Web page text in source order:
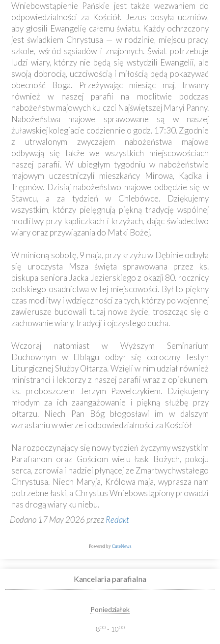
Wniebowstąpienie Pańskie jest także wezwaniem do
odpowiedzialności za Kościół. Jezus posyła uczniów,
aby głosili Ewangelię całemu światu. Każdy ochrzczony
jest świadkiem Chrystusa — w rodzinie, miejscu pracy,
szkole, wśród sąsiadów i znajomych. Świat potrzebuje
ludzi wiary, którzy nie będą się wstydzili Ewangelii, ale
swoją dobrocią, uczciwością i miłością będą pokazywać
obecność Boga. Przeżywając miesiąc maj, trwamy
również w naszej parafii na modlitwie podczas
nabożeństw majowych ku czci Najświętszej Maryi Panny.
Nabożeństwa majowe sprawowane są w naszej
żuławskiej kolegiacie codziennie o godz. 17:30. Zgodnie
z utrwalonym zwyczajem nabożeństwa majowe
odbywają się także we wszystkich miejscowościach
naszej parafii. W ubiegłym tygodniu w nabożeństwie
majowym uczestniczyli mieszkańcy Mirowa, Kącika i
Trępnów. Dzisiaj nabożeństwo majowe odbędzie się w
Stawcu, a za tydzień w Chlebówce. Dziękujemy
wszystkim, którzy pielęgnują piękną tradycję wspólnej
modlitwy przy kapliczkach i krzyżach, dając świadectwo
wiary oraz przywiązania do Matki Bożej.
W minioną sobotę, 9 maja, przy krzyżu w Dębinie odbyła
się uroczysta Msza święta sprawowana przez ks.
biskupa seniora Jacka Jezierskiego z okazji 80. rocznicy
polskiego osadnictwa w tej miejscowości. Był to piękny
czas modlitwy i wdzięczności za tych, którzy po wojennej
zawierusze budowali tutaj nowe życie, troszcząc się o
zachowanie wiary, tradycji i ojczystego ducha.
Wczoraj natomiast w Wyższym Seminarium
Duchownym w Elblągu odbył się coroczny festyn
Liturgicznej Służby Ołtarza. Wzięli w nim udział również
ministranci i lektorzy z naszej parafii wraz z opiekunem,
ks. proboszczem Jerzym Pawelczykiem. Dziękujemy
młodym za ich zaangażowanie i piękną służbę przy
ołtarzu. Niech Pan Bóg błogosławi im w dalszym
wzrastaniu w wierze i odpowiedzialności za Kościół
Na rozpoczynający się nowy tydzień życzymy wszystkim
Parafianom oraz Gościom wielu łask Bożych, pokoju
serca, zdrowia i nadziei płynącej ze Zmartwychwstałego
Chrystusa. Niech Maryja, Królowa maja, wyprasza nam
potrzebne łaski, a Chrystus Wniebowstąpiony prowadzi
nas drogą wiary ku niebu.
Dodano 17 May 2026 przezRedakt
Powered by CuteNews
Kancelaria parafialna
Poniedziałek
800- 1000